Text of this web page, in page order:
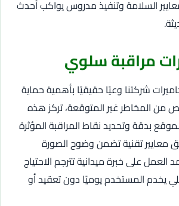
السلامة وتنفيذ مدروس يواكب أحدث
مراقبة سلوي
شركتنا وعيًا حقيقيًا بأهمية حماية
من المخاطر غير المتوقعة، تركز هذه
بدقة وتحديد نقاط المراقبة المؤثرة
معايير تقنية تضمن وضوح الصورة
العمل على خبرة ميدانية تترجم الاحتياج
يخدم المستخدم يوميًا دون تعقيد أو